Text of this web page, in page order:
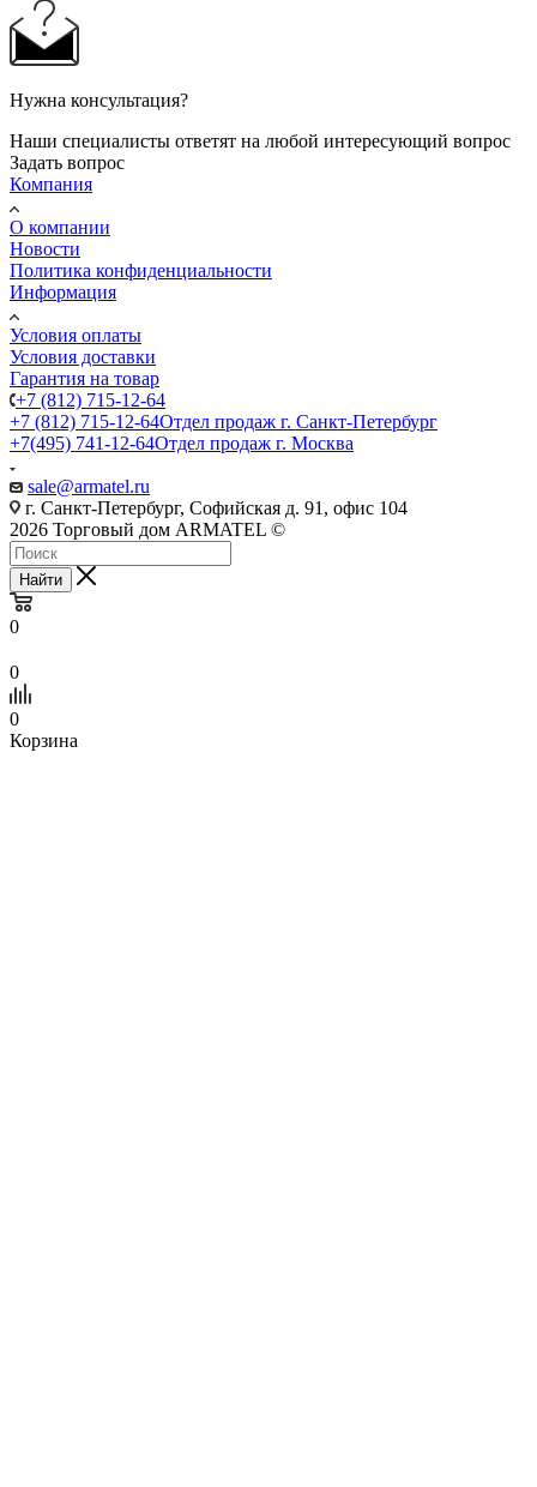
Нужна консультация?
Наши специалисты ответят на любой интересующий вопрос
Задать вопрос
Компания
О компании
Новости
Политика конфиденциальности
Информация
Условия оплаты
Условия доставки
Гарантия на товар
+7 (812) 715-12-64
+7 (812) 715-12-64Отдел продаж г. Санкт-Петербург
+7(495) 741-12-64Отдел продаж г. Москва
sale@armatel.ru
г. Санкт-Петербург, Софийская д. 91, офис 104
2026 Торговый дом ARMATEL ©
Найти
0
0
0
Корзина